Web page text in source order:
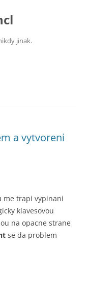
jinak.
a vytvoreni
me trapi vypinani
klavesovou
na opacne strane
se da problem